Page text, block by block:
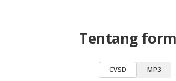
Tentang
CVSD MP3